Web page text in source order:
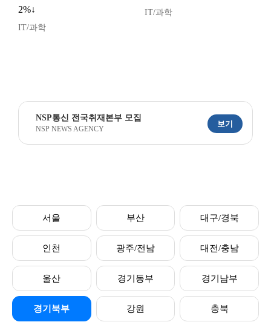
2%↓
IT/과학
IT/과학
NSP통신 전국취재본부 모집
NSP NEWS AGENCY
보기
서울 부산 대구/경북
인천 광주/전남 대전/충남
울산 경기동부 경기남부
경기북부 강원 충북